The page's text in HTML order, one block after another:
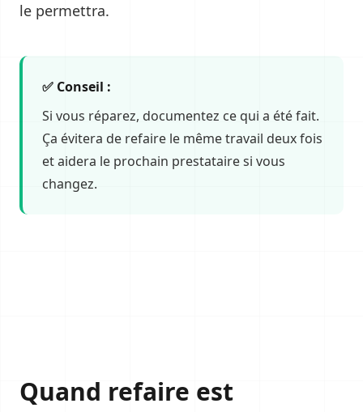
le permettra.
✅ Conseil :
Si vous réparez, documentez ce qui a été fait.
Ça évitera de refaire le même travail deux fois
et aidera le prochain prestataire si vous
changez.
Quand refaire est